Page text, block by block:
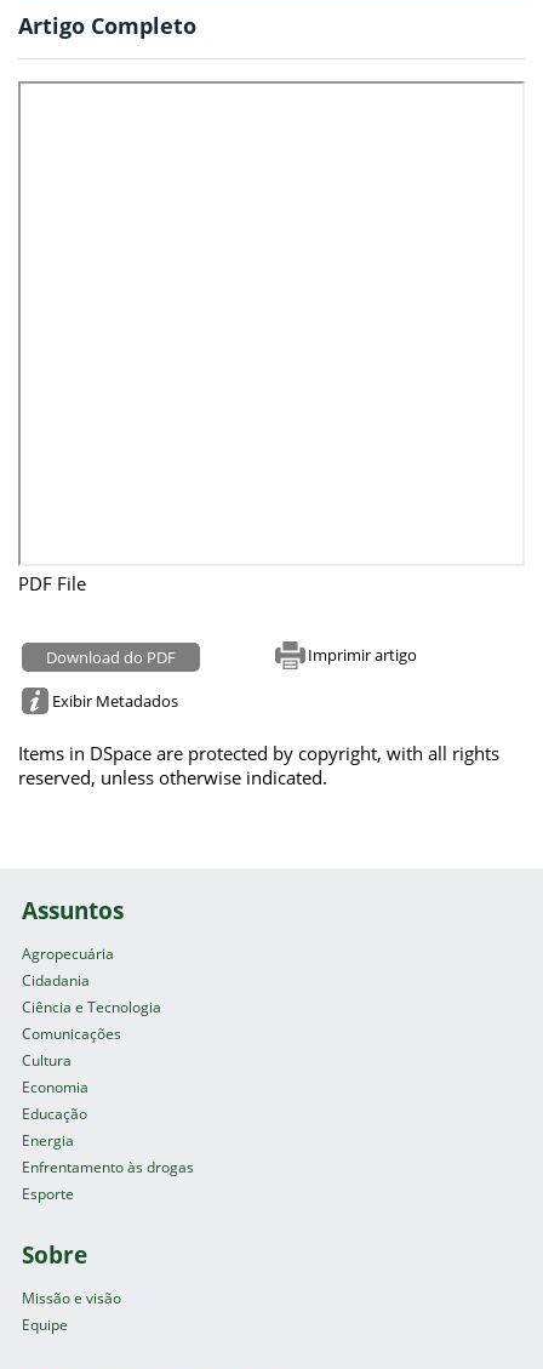
Artigo Completo
PDF File
Download do PDF Imprimir artigo
Exibir Metadados
Items in DSpace are protected by copyright, with all rights
reserved, unless otherwise indicated.
Assuntos
Agropecuária
Cidadania
Ciência e Tecnologia
Comunicações
Cultura
Economia
Educação
Energia
Enfrentamento às drogas
Esporte
Sobre
Missão e visão
Equipe